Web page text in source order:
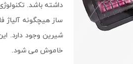
داشته باشد.
ساز هیچگونه
شیرین وجود دارد.
خاموش می شود.